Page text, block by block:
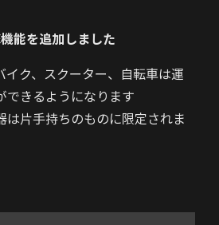
能を追加しました
イク、スクーター、自転車は運
できるようになります
は片手持ちのものに限定されま